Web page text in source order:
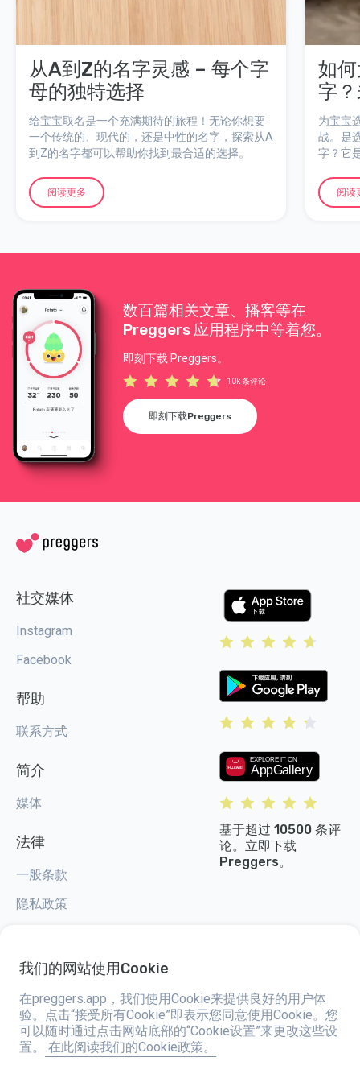
从A到Z的名字灵感 – 每个字
母的独特选择
给宝宝取名是一个充满期待的旅程！无论你想要
一个传统的、现代的，还是中性的名字，探索从A
到Z的名字都可以帮助你找到最合适的选择。
阅读更多
如
字
为宝宝
战。是
字？它
阅读
数百篇相关文章、播客等在
Preggers 应用程序中等着您。
即刻下载 Preggers。
10k 条评论
即刻下载Preggers
社交媒体
Instagram
Facebook
帮助
联系方式
简介
媒体
法律
一般条款
隐私政策
基于超过 10500 条评
论。立即下载
Preggers。
Preggers，由总部位于瑞典的应用程序工作室Stroller AB于2017年创建，旨
在简化全球准父母和新父母的育儿生活。通过一个多元化的团队和与专家的合
作，他们开发了易于使用的应用程序，已有超过两百万人使用。Preggers提
供独特的3D体验，为每个孕期阶段提供量身定制的更新、建议和工具。它还
我们的网站使用Cookie
在preggers.app，我们使用Cookie来提供良好的用户体
验。点击“接受所有Cookie”即表示您同意使用Cookie。您
可以随时通过点击网站底部的“Cookie设置”来更改这些设
置。
在此阅读我们的Cookie政策。